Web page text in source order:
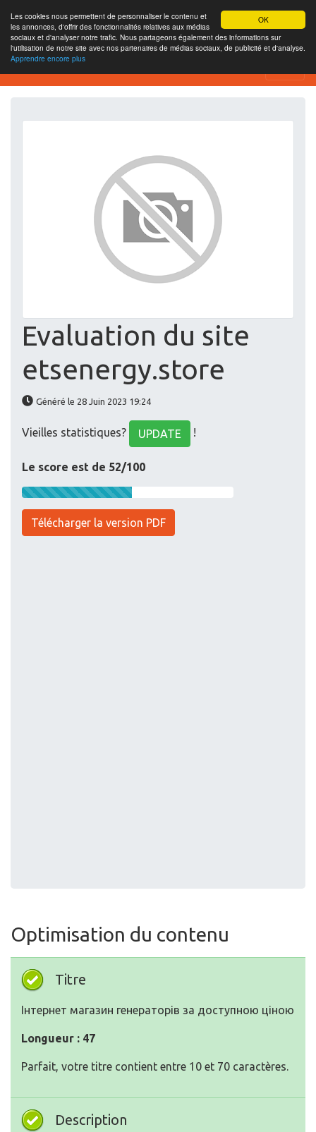
OK
Les cookies nous permettent de personnaliser le contenu et
les annonces, d'offrir des fonctionnalités relatives aux médias
sociaux et d'analyser notre trafic. Nous partageons également des informations sur
l'utilisation de notre site avec nos partenaires de médias sociaux, de publicité et d'analyse.
Apprendre encore plus
SEO Analytics
Evaluation du site
etsenergy.store
Généré le 28 Juin 2023 19:24
Vieilles statistiques? UPDATE !
Le score est de 52/100
Télécharger la version PDF
Optimisation du contenu
Titre
Інтернет магазин генераторів за доступною ціною
Longueur : 47
Parfait, votre titre contient entre 10 et 70 caractères.
Description